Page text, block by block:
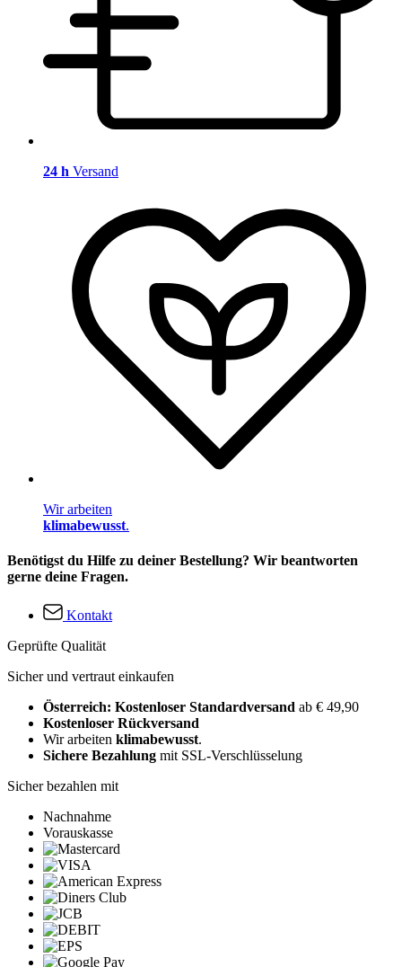
24 h Versand
Wir arbeiten
klimabewusst.
Benötigst du Hilfe zu deiner Bestellung? Wir beantworten
gerne deine Fragen.
Kontakt
Geprüfte Qualität
Sicher und vertraut einkaufen
Österreich: Kostenloser Standardversand ab € 49,90
Kostenloser Rückversand
Wir arbeiten klimabewusst.
Sichere Bezahlung mit SSL-Verschlüsselung
Sicher bezahlen mit
Nachnahme
Vorauskasse